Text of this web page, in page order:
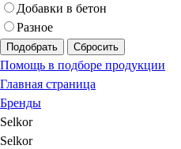
Добавки в бетон
Разное
Подобрать Сбросить
Помощь в подборе продукции
Главная страница
Бренды
Selkor
Selkor